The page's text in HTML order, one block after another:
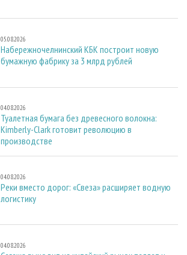
05.08.2026
Набережночелнинский КБК построит новую
бумажную фабрику за 3 млрд рублей
04.08.2026
Туалетная бумага без древесного волокна:
Kimberly-Clark готовит революцию в
производстве
04.08.2026
Реки вместо дорог: «Свеза» расширяет водную
логистику
04.08.2026